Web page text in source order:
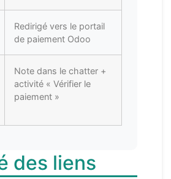
Redirigé vers le portail
de paiement Odoo
Note dans le chatter +
activité « Vérifier le
paiement »
des liens